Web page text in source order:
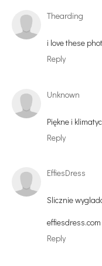
Thearding
i love these
Reply
Unknown
Piękne i
Reply
EffiesDress
Slicznie
effiesdress.com
Reply